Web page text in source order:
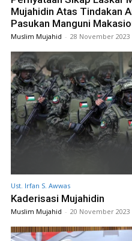
Mujahidin Atas Tindakan
Pasukan Manguni
Muslim Mujahid - 28 November 2023
Ust. Irfan S. Awwas
Kaderisasi Mujahidin
Muslim Mujahid - 20 November 2023